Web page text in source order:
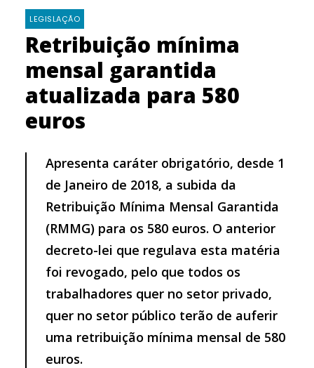
LEGISLAÇÃO
Retribuição mínima
mensal garantida
atualizada para 580
euros
Apresenta caráter obrigatório, desde 1
de Janeiro de 2018, a subida da
Retribuição Mínima Mensal Garantida
(RMMG) para os 580 euros. O anterior
decreto-lei que regulava esta matéria
foi revogado, pelo que todos os
trabalhadores quer no setor privado,
quer no setor público terão de auferir
uma retribuição mínima mensal de 580
euros.